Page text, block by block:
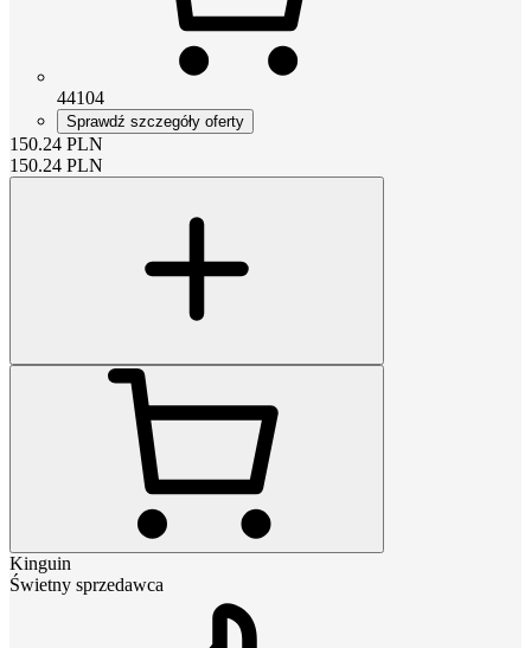
44104
Sprawdź szczegóły oferty
150.24 PLN
150.24 PLN
Kinguin
Świetny sprzedawca